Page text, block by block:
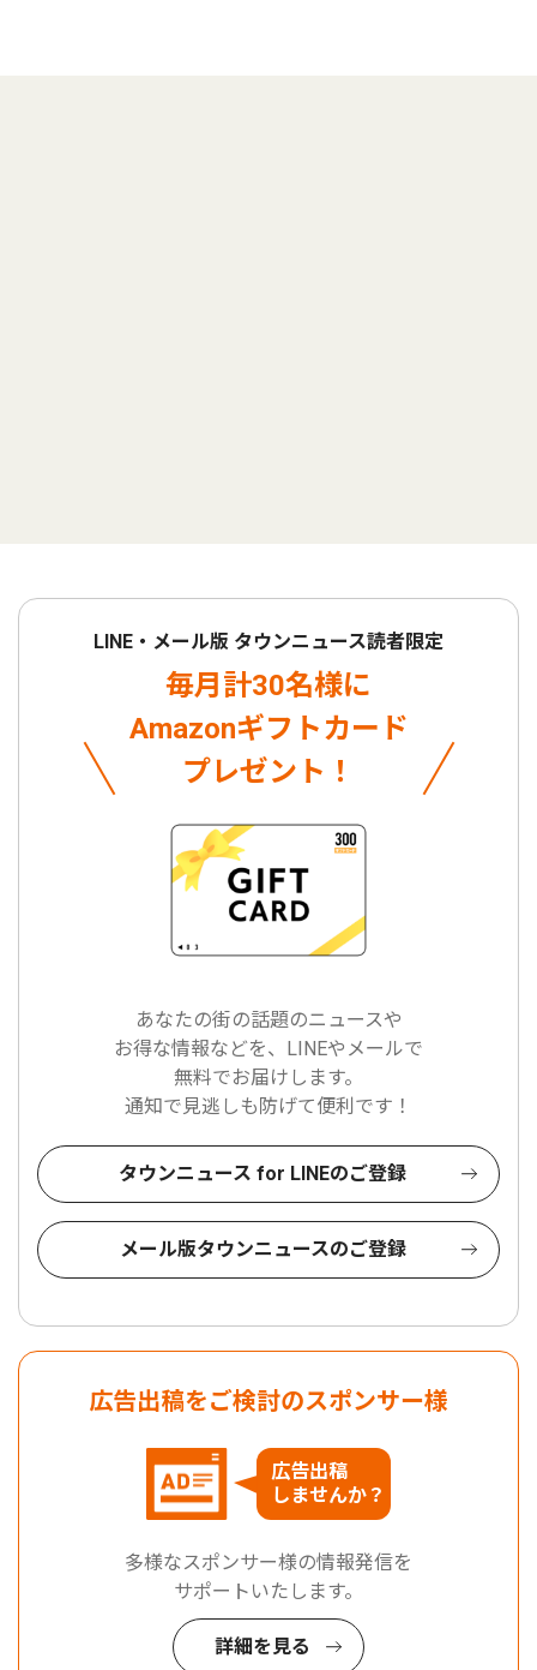
LINE・メール版 タウンニュース読者限定
毎月計30名様に
Amazonギフトカード
プレゼント！
あなたの街の話題のニュースや
お得な情報などを、LINEやメールで
無料でお届けします。
通知で見逃しも防げて便利です！
タウンニュース for LINEのご登録
メール版タウンニュースのご登録
広告出稿をご検討のスポンサー様
広告出稿
しませんか？
多様なスポンサー様の情報発信を
サポートいたします。
詳細を見る